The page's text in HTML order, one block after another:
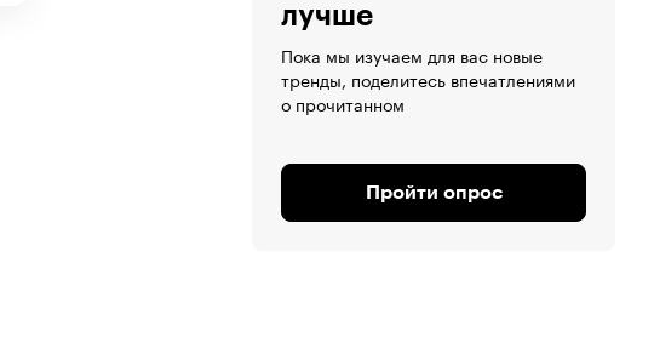
лучше
Пока мы изучаем для вас новые
тренды, поделитесь впечатлениями
о прочитанном
Пройти опрос